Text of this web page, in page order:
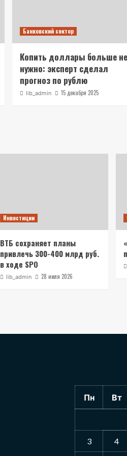
Банковский сектор
Копить доллары больше не
нужно: эксперт сделал
прогноз по рублю
lib_admin 15 декабря 2025
Инвестиции
ВТБ сохраняет планы
привлечь 300-400 млрд руб.
в ходе SPO
lib_admin 28 июля 2026
Пн Вт
3 4